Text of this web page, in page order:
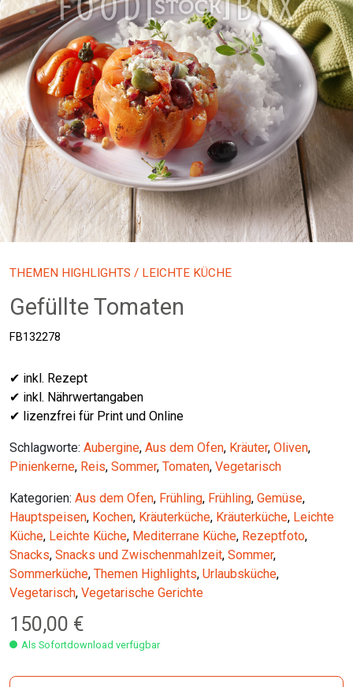
THEMEN HIGHLIGHTS / LEICHTE KÜCHE
Gefüllte Tomaten
FB132278
✔ inkl. Rezept
✔ inkl. Nährwertangaben
✔ lizenzfrei für Print und Online
Schlagworte: Aubergine, Aus dem Ofen, Kräuter, Oliven,
Pinienkerne, Reis, Sommer, Tomaten, Vegetarisch
Kategorien: Aus dem Ofen, Frühling, Frühling, Gemüse,
Hauptspeisen, Kochen, Kräuterküche, Kräuterküche, Leichte
Küche, Leichte Küche, Mediterrane Küche, Rezeptfoto,
Snacks, Snacks und Zwischenmahlzeit, Sommer,
Sommerküche, Themen Highlights, Urlaubsküche,
Vegetarisch, Vegetarische Gerichte
150,00 €
Als Sofortdownload verfügbar